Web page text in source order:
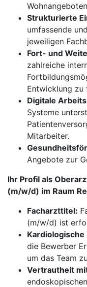
Strukturierte
umfassende
jeweiligen
Fort- und
zahlreiche
Entwicklung zu
Digitale
Systeme
Mitarbeiter.
Angebote zur
Ihr Profil als
(m/w/d) im Raum
Facharzttitel:
(m/w/d) ist
Kardiologische
die Bewerber
um das Team
Vertrautheit